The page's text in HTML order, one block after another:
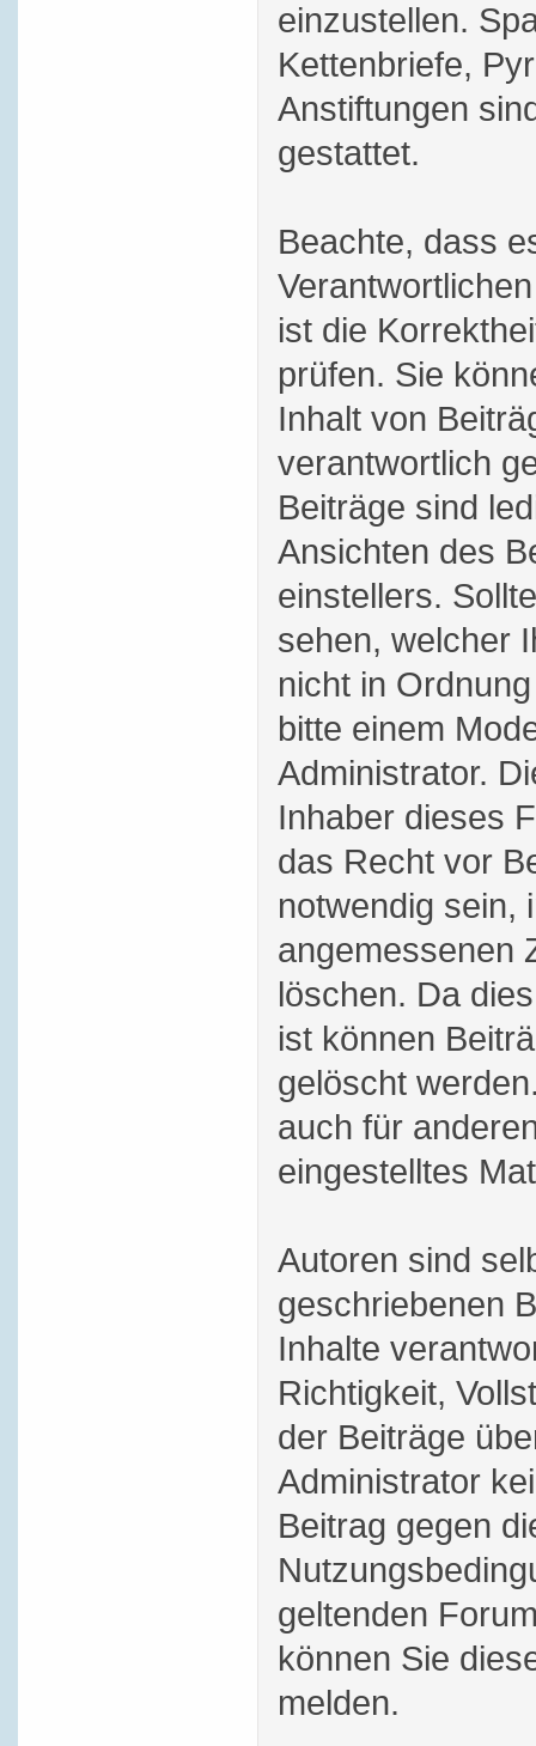
einzustellen.
Kettenbriefe,
Anstiftungen
gestattet.
Beachte, dass
ist die
prüfen. Sie
Inhalt von
verantwortlich
Beiträge sind
Ansichten des
einstellers.
sehen, welcher
nicht in
bitte einem
Administrator.
Inhaber dieses
das Recht vor
notwendig sein,
angemessenen
löschen. Da
ist können
gelöscht
auch für
eingestelltes
Autoren sind
geschriebenen
Inhalte
Richtigkeit,
der Beiträge
Administrator
Beitrag gegen
geltenden
können Sie
melden.